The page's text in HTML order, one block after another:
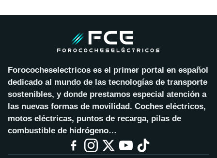
Forococheselectricos es el primer portal en español
dedicado al mundo de las tecnologías de transporte
sostenibles, y donde prestamos especial atención a
las nuevas formas de movilidad. Coches eléctricos,
motos eléctricas, puntos de recarga, pilas de
combustible de hidrógeno…